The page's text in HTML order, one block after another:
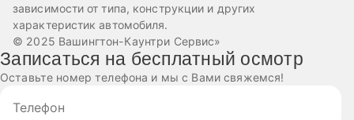
зависимости от типа, конструкции и других
характеристик автомобиля.
© 2025 Вашингтон-Каунтри Сервис»
Записаться на бесплатный осмотр
Оставьте номер телефона и мы с Вами свяжемся!